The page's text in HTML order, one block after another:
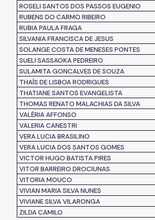
ROSELI SANTOS DOS PASSOS EUGENIO
RUBENS DO CARMO RIBEIRO
RUBIA PAULA FRAGA
SILVANIA FRANCISCA DE JESUS
SOLANGE COSTA DE MENESES PONTES
SUELI SASSAOKA PEDREIRO
SULAMITA GONCALVES DE SOUZA
THAÍS DE LISBOA RODRIGUES
THATIANE SANTOS EVANGELISTA
THOMAS RENATO MALACHIAS DA SILVA
VALÉRIA AFFONSO
VALERIA CANESTRI
VERA LUCIA BRASILINO
VERA LUCIA DOS SANTOS GOMES
VICTOR HUGO BATISTA PIRES
VITOR BARREIRO DROCIUNAS
VITORIA MOUCO
VIVIAN MARIA SILVA NUNES
VIVIANE SILVA VILARONGA
ZILDA CAMILO